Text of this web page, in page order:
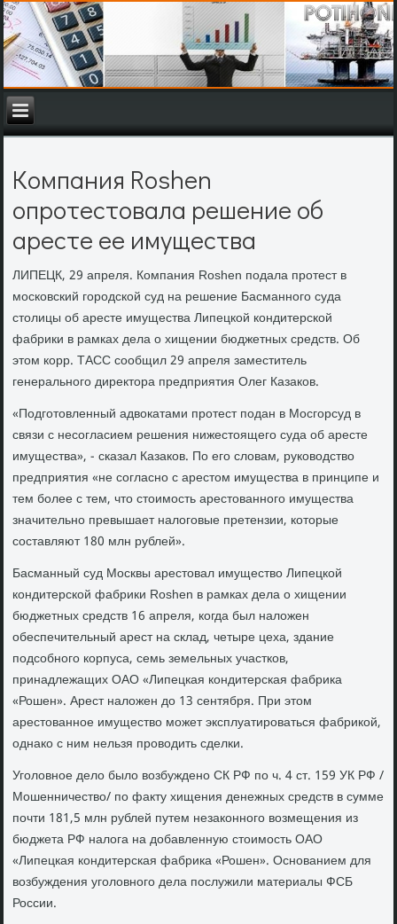
Компания Roshen
опротестовала решение об
аресте ее имущества
ЛИПЕЦК, 29 апреля. Компания Roshen подала протест в
московский городской суд на решение Басманного суда
столицы об аресте имущества Липецкой кондитерской
фабрики в рамках дела о хищении бюджетных средств. Об
этом корр. ТАСС сообщил 29 апреля заместитель
генерального директора предприятия Олег Казаков.
«Подготовленный адвокатами протест подан в Мосгорсуд в
связи с несогласием решения нижестоящего суда об аресте
имущества», - сказал Казаков. По его словам, руководство
предприятия «не согласно с арестом имущества в принципе и
тем более с тем, что стоимость арестованного имущества
значительно превышает налоговые претензии, которые
составляют 180 млн рублей».
Басманный суд Москвы арестовал имущество Липецкой
кондитерской фабрики Roshen в рамках дела о хищении
бюджетных средств 16 апреля, когда был наложен
обеспечительный арест на склад, четыре цеха, здание
подсобного корпуса, семь земельных участков,
принадлежащих ОАО «Липецкая кондитерская фабрика
«Рошен». Арест наложен до 13 сентября. При этом
арестованное имущество может эксплуатироваться фабрикой,
однако с ним нельзя проводить сделки.
Уголовное дело было возбуждено СК РФ по ч. 4 ст. 159 УК РФ /
Мошенничество/ по факту хищения денежных средств в сумме
почти 181,5 млн рублей путем незаконного возмещения из
бюджета РФ налога на добавленную стоимость ОАО
«Липецкая кондитерская фабрика «Рошен». Основанием для
возбуждения уголовного дела послужили материалы ФСБ
России.